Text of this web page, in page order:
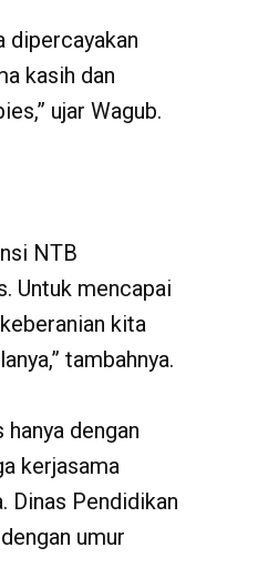
dipercayakan
kasih dan
ujar Wagub.
NTB
Untuk mencapai
kita
tambahnya.
dengan
kerjasama
Dinas Pendidikan
umur